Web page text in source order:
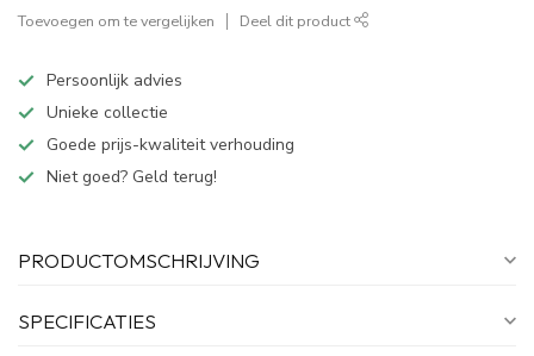
Toevoegen om te vergelijken Deel dit product
Persoonlijk advies
Unieke collectie
Goede prijs-kwaliteit verhouding
Niet goed? Geld terug!
PRODUCTOMSCHRIJVING
SPECIFICATIES